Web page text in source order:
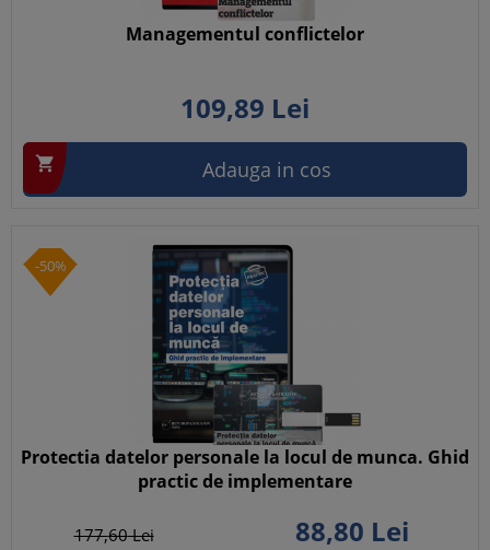
Managementul conflictelor
109,89 Lei
 Adauga in cos
-50%
Protectia datelor personale la locul de munca. Ghid
practic de implementare
177,60Lei 88,80 Lei